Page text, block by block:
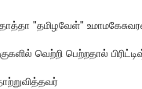
"தமிழவேள்"
வெற்றி பெற்றதால்